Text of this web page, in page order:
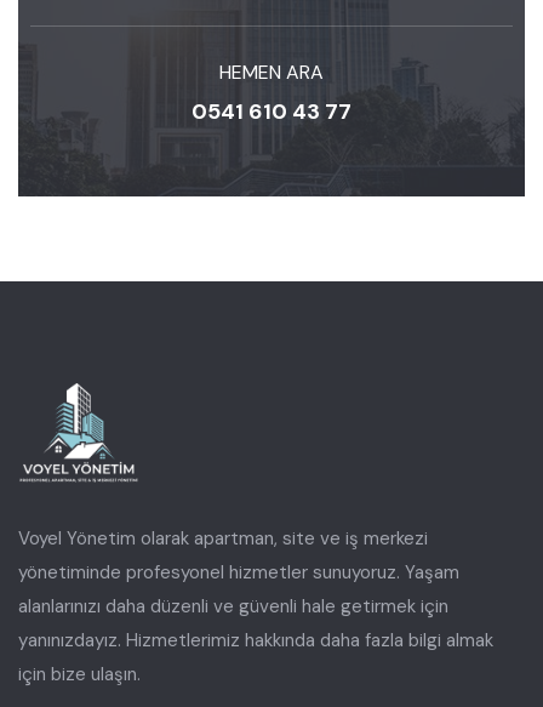
HEMEN ARA
0541 610 43 77
Voyel Yönetim olarak apartman, site ve iş merkezi
yönetiminde profesyonel hizmetler sunuyoruz. Yaşam
alanlarınızı daha düzenli ve güvenli hale getirmek için
yanınızdayız. Hizmetlerimiz hakkında daha fazla bilgi almak
için bize ulaşın.